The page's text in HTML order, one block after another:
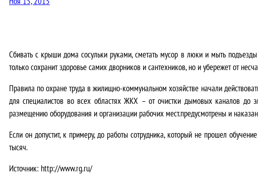
Сбивать с крыши дома сосульки руками, сметать мусор в люки и мыть
только сохранит здоровье самих дворников и сантехников, но и убережет от
Правила по охране труда в жилищно-коммунальном хозяйстве начали
для специалистов во всех областях ЖКХ – от очистки дымовых каналов до
размещению оборудования и организации рабочих мест.предусмотрены и
Если он допустит, к примеру, до работы сотрудника, который не прошел
тысяч.
Источник: http://www.rg.ru/